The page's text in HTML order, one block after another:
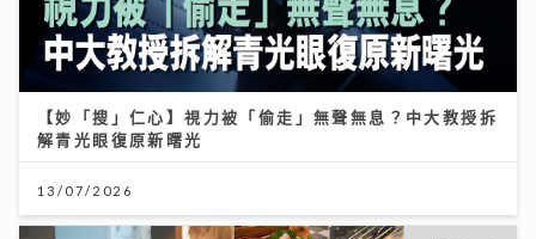
【妙「搜」仁心】視力被「偷走」無聲無息？中大教授拆
解青光眼復原新曙光
13/07/2026